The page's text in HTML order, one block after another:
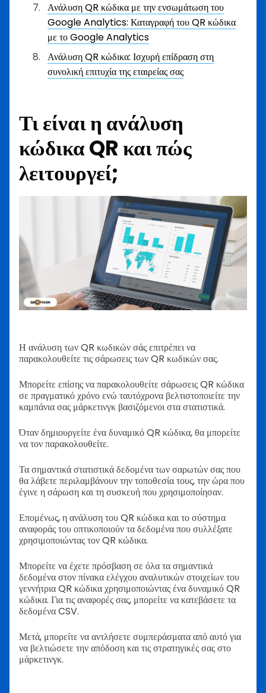
Ανάλυση QR κώδικα με την ενσωμάτωση του
Google Analytics: Καταγραφή του QR κώδικα
με το Google Analytics
Ανάλυση QR κώδικα: Ισχυρή επίδραση στη
συνολική επιτυχία της εταιρείας σας
Τι είναι η ανάλυση
κώδικα QR και πώς
λειτουργεί;
Η ανάλυση των QR κωδικών σάς επιτρέπει να
παρακολουθείτε τις σάρωσεις των QR κωδικών σας.
Μπορείτε επίσης να παρακολουθείτε σάρωσεις QR κώδικα
σε πραγματικό χρόνο ενώ ταυτόχρονα βελτιστοποιείτε την
καμπάνια σας μάρκετινγκ βασιζόμενοι στα στατιστικά.
Όταν δημιουργείτε ένα δυναμικό QR κώδικα, θα μπορείτε
να τον παρακολουθείτε.
Τα σημαντικά στατιστικά δεδομένα των σαρωτών σας που
θα λάβετε περιλαμβάνουν την τοποθεσία τους, την ώρα που
έγινε η σάρωση και τη συσκευή που χρησιμοποίησαν.
Επομένως, η ανάλυση του QR κώδικα και το σύστημα
αναφοράς του οπτικοποιούν τα δεδομένα που συλλέξατε
χρησιμοποιώντας τον QR κώδικα.
Μπορείτε να έχετε πρόσβαση σε όλα τα σημαντικά
δεδομένα στον πίνακα ελέγχου αναλυτικών στοιχείων του
γεννήτρια QR κώδικα χρησιμοποιώντας ένα δυναμικό QR
κώδικα. Για τις αναφορές σας, μπορείτε να κατεβάσετε τα
δεδομένα CSV.
Μετά, μπορείτε να αντλήσετε συμπεράσματα από αυτό για
να βελτιώσετε την απόδοση και τις στρατηγικές σας στο
μάρκετινγκ.